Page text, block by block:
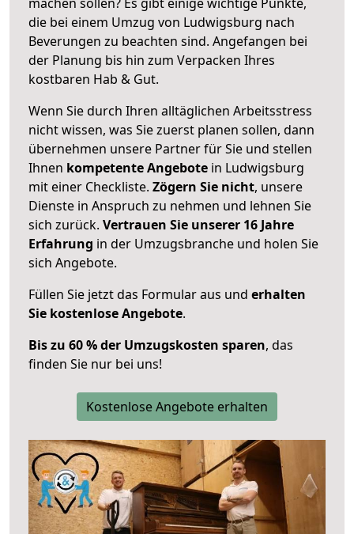
die bei einem Umzug von Ludwigsburg nach
Beverungen zu beachten sind. Angefangen bei
der Planung bis hin zum Verpacken Ihres
kostbaren Hab & Gut.
Wenn Sie durch Ihren alltäglichen Arbeitsstress
nicht wissen, was Sie zuerst planen sollen, dann
übernehmen unsere Partner für Sie und stellen
Ihnen kompetente Angebote in Ludwigsburg
mit einer Checkliste. Zögern Sie nicht, unsere
Dienste in Anspruch zu nehmen und lehnen Sie
sich zurück. Vertrauen Sie unserer 16 Jahre
Erfahrung in der Umzugsbranche und holen Sie
sich Angebote.
Füllen Sie jetzt das Formular aus und erhalten
Sie kostenlose Angebote.
Bis zu 60 % der Umzugskosten sparen, das
finden Sie nur bei uns!
Kostenlose Angebote erhalten